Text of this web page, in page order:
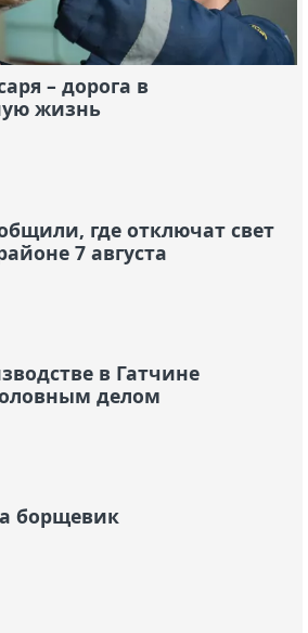
– дорога в
жизнь
где отключат свет
7 августа
в Гатчине
делом
борщевик